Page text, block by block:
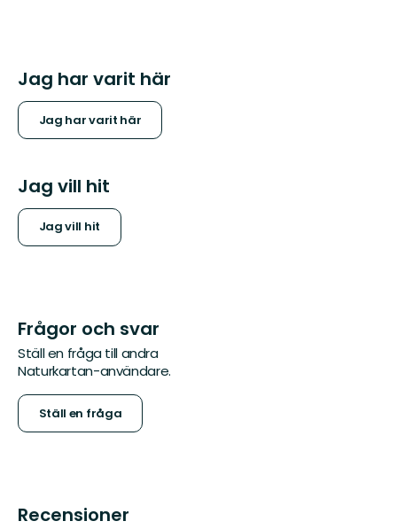
Jag har varit här
Jag har varit här
Jag vill hit
Jag vill hit
Frågor och svar
Ställ en fråga till andra
Naturkartan-användare.
Ställ en fråga
Recensioner